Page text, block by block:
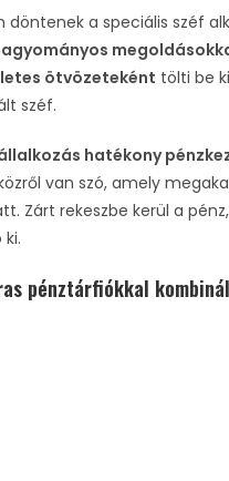
döntenek a speciális széf
ötvözeteként tölti be
széf.
hatékony
van szó, amely
Zárt rekeszbe kerül a
pénztárfiókkal